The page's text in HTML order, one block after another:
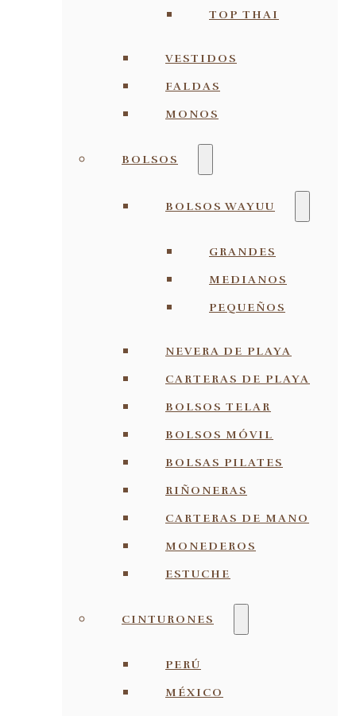
TOP THAI
VESTIDOS
FALDAS
MONOS
BOLSOS
BOLSOS WAYUU
GRANDES
MEDIANOS
PEQUEÑOS
NEVERA DE PLAYA
CARTERAS DE PLAYA
BOLSOS TELAR
BOLSOS MÓVIL
BOLSAS PILATES
RIÑONERAS
CARTERAS DE MANO
MONEDEROS
ESTUCHE
CINTURONES
PERÚ
MÉXICO